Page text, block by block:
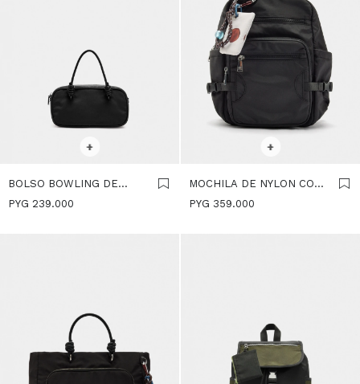
+
BOLSO BOWLING DE
NYLON - NEGRO
PYG 239.000
+
MOCHILA DE NYLON CON
COLGANTE - NEGRO
PYG 359.000